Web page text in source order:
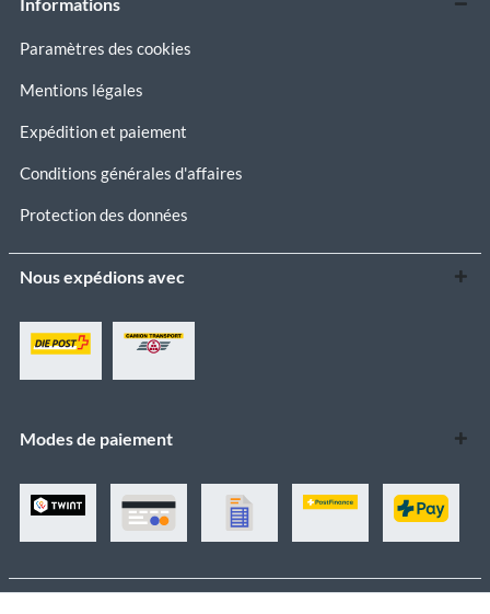
Paramètres des cookies
Mentions légales
Expédition et paiement
Conditions générales d'affaires
Protection des données
Nous expédions avec
Modes de paiement